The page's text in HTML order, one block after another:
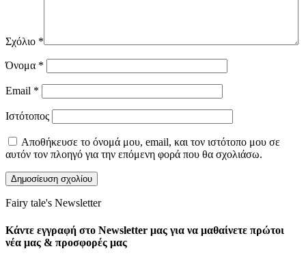
Σχόλιο *
Όνομα *
Email *
Ιστότοπος
Αποθήκευσε το όνομά μου, email, και τον ιστότοπο μου σε
αυτόν τον πλοηγό για την επόμενη φορά που θα σχολιάσω.
Fairy tale's Newsletter
Κάντε εγγραφή στο Newsletter μας για να μαθαίνετε πρώτοι
νέα μας & προσφορές μας